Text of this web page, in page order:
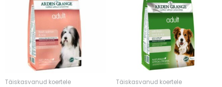
Täiskasvanud koertele Täiskasvanud koertele